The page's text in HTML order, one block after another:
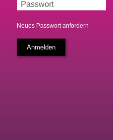
Neues Passwort anfordern